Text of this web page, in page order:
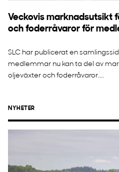
Veckovis marknadsutsikt
och foderråvaror för
SLC har publicerat en
medlemmar nu kan ta del av
oljeväxter och foderråvaror....
NYHETER